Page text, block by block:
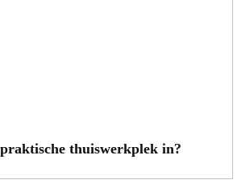
thuiswerkplek in?